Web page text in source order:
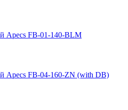
Apecs FB-01-140-BLM
Apecs FB-04-160-ZN (with DB)